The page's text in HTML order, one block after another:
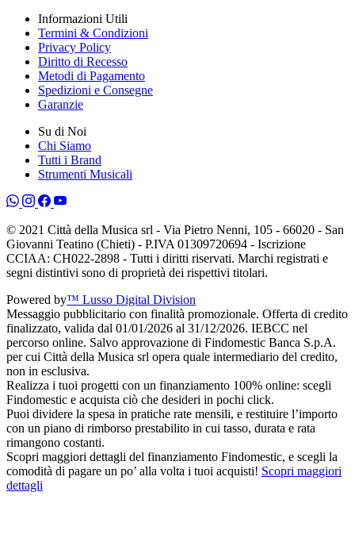
Informazioni Utili
Termini & Condizioni
Privacy Policy
Diritto di Recesso
Metodi di Pagamento
Spedizioni e Consegne
Garanzie
Su di Noi
Chi Siamo
Tutti i Brand
Strumenti Musicali
© 2021 Città della Musica srl - Via Pietro Nenni, 105 - 66020 - San
Giovanni Teatino (Chieti) - P.IVA 01309720694 - Iscrizione
CCIAA: CH022-2898 - Tutti i diritti riservati. Marchi registrati e
segni distintivi sono di proprietà dei rispettivi titolari.
Powered by™ Lusso Digital Division
Messaggio pubblicitario con finalità promozionale. Offerta di credito
finalizzato, valida dal 01/01/2026 al 31/12/2026. IEBCC nel
percorso online. Salvo approvazione di Findomestic Banca S.p.A.
per cui Città della Musica srl opera quale intermediario del credito,
non in esclusiva.
Realizza i tuoi progetti con un finanziamento 100% online: scegli
Findomestic e acquista ciò che desideri in pochi click.
Puoi dividere la spesa in pratiche rate mensili, e restituire l’importo
con un piano di rimborso prestabilito in cui tasso, durata e rata
rimangono costanti.
Scopri maggiori dettagli del finanziamento Findomestic, e scegli la
comodità di pagare un po’ alla volta i tuoi acquisti! Scopri maggiori
dettagli